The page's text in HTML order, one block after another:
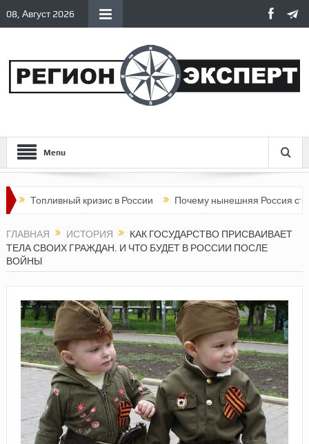
08, Август 2026
Menu
кризис в России Почему нынешняя Россия стала хуже,
ГЛАВНАЯ ИСТОРИЯ
КАК ГОСУДАРСТВО ПРИСВАИВАЕТ
ТЕЛА СВОИХ ГРАЖДАН. И ЧТО БУДЕТ В РОССИИ ПОСЛЕ
ВОЙНЫ